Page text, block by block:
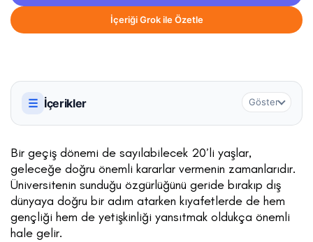
İçeriği Grok ile Özetle
☰ İçerikler Göster
Bir geçiş dönemi de sayılabilecek 20’li yaşlar,
geleceğe doğru önemli kararlar vermenin zamanlarıdır.
Üniversitenin sunduğu özgürlüğünü geride bırakıp dış
dünyaya doğru bir adım atarken kıyafetlerde de hem
gençliği hem de yetişkinliği yansıtmak oldukça önemli
hale gelir.